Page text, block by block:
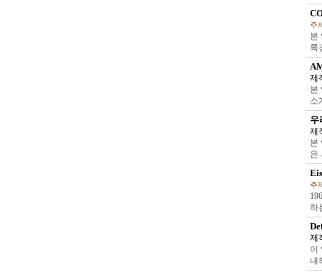
주
본
록
제
본
소
우
제
본
은
주
하
제
이
내